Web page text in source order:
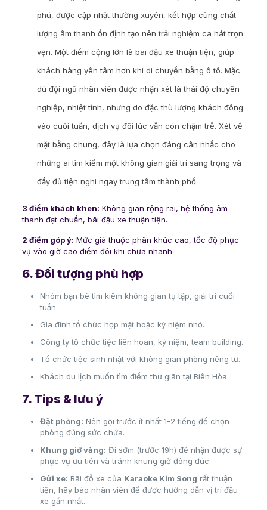
phú, được cập nhật thường xuyên, kết hợp cùng chất
lượng âm thanh ổn định tạo nên trải nghiệm ca hát trọn
vẹn. Một điểm cộng lớn là bãi đậu xe thuận tiện, giúp
khách hàng yên tâm hơn khi di chuyển bằng ô tô. Mặc
dù đội ngũ nhân viên được nhận xét là thái độ chuyên
nghiệp, nhiệt tình, nhưng do đặc thù lượng khách đông
vào cuối tuần, dịch vụ đôi lúc vẫn còn chậm trễ. Xét về
mặt bằng chung, đây là lựa chọn đáng cân nhắc cho
những ai tìm kiếm một không gian giải trí sang trọng và
đầy đủ tiện nghi ngay trung tâm thành phố.
3 điểm khách khen: Không gian rộng rãi, hệ thống âm
thanh đạt chuẩn, bãi đậu xe thuận tiện.
2 điểm góp ý: Mức giá thuộc phân khúc cao, tốc độ phục
vụ vào giờ cao điểm đôi khi chưa nhanh.
6. Đối tượng phù hợp
Nhóm bạn bè tìm kiếm không gian tụ tập, giải trí cuối
tuần.
Gia đình tổ chức họp mặt hoặc kỷ niệm nhỏ.
Công ty tổ chức tiệc liên hoan, kỷ niệm, team building.
Tổ chức tiệc sinh nhật với không gian phòng riêng tư.
Khách du lịch muốn tìm điểm thư giãn tại Biên Hòa.
7. Tips & lưu ý
Đặt phòng: Nên gọi trước ít nhất 1-2 tiếng để chọn
phòng đúng sức chứa.
Khung giờ vàng: Đi sớm (trước 19h) để nhận được sự
phục vụ ưu tiên và tránh khung giờ đông đúc.
Gửi xe: Bãi đỗ xe của Karaoke Kim Song rất thuận
tiện, hãy báo nhân viên để được hướng dẫn vị trí đậu
xe gần nhất.